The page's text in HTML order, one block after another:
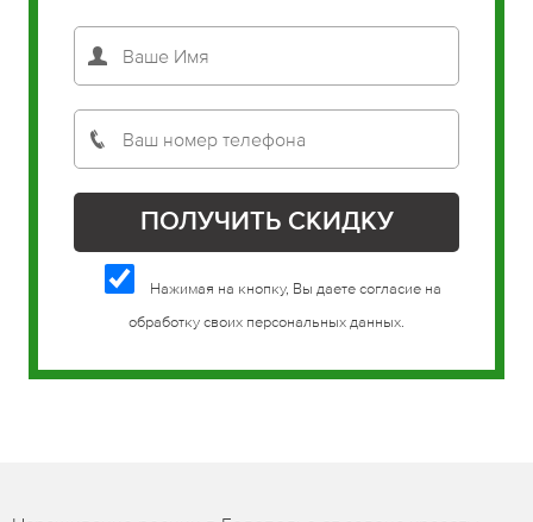
Нажимая на кнопку, Вы даете согласие на
обработку своих персональных данных.